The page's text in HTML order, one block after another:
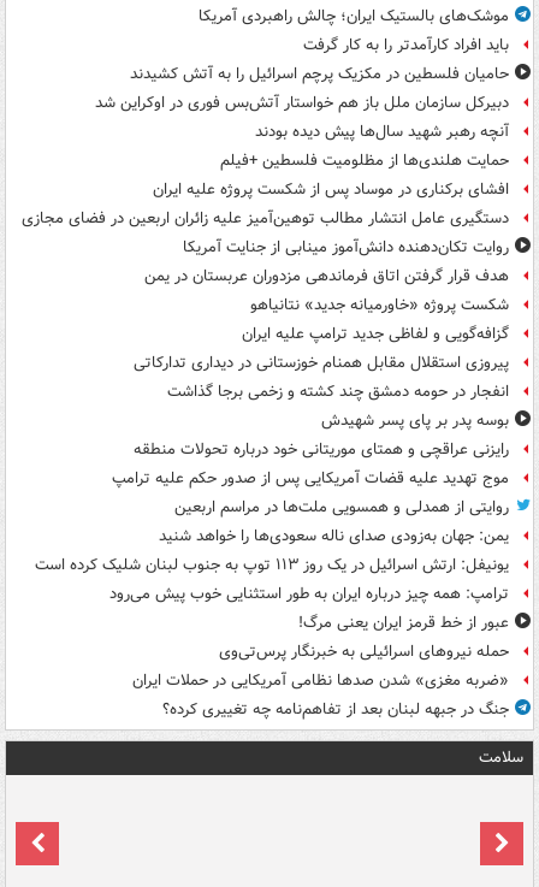
موشک‌های بالستیک ایران؛ چالش راهبردی آمریکا
باید افراد کارآمدتر را به کار گرفت
حامیان فلسطین در مکزیک پرچم اسرائیل را به آتش کشیدند
دبیرکل سازمان ملل باز هم خواستار آتش‌بس فوری در اوکراین شد
آنچه رهبر شهید سال‌ها پیش دیده بودند
حمایت هلندی‌ها از مظلومیت فلسطین +فیلم
افشای برکناری در موساد پس از شکست پروژه علیه ایران
دستگیری عامل انتشار مطالب توهین‌آمیز علیه زائران اربعین در فضای مجازی
روایت تکان‌دهنده دانش‌آموز مینابی از جنایت آمریکا
هدف قرار گرفتن اتاق‌ فرماندهی مزدوران عربستان در یمن
شکست پروژه «خاورمیانه جدید» نتانیاهو
گزافه‌گویی و لفاظی جدید ترامپ علیه ایران
پیروزی استقلال مقابل همنام خوزستانی در دیداری تدارکاتی
انفجار در حومه دمشق چند کشته و زخمی برجا گذاشت
بوسه‌ پدر بر پای پسر شهیدش
رایزنی عراقچی و همتای موریتانی خود درباره تحولات منطقه
موج تهدید علیه قضات آمریکایی پس از صدور حکم علیه ترامپ
روایتی از همدلی و همسویی ملت‌ها در مراسم اربعین
یمن: جهان به‌زودی صدای ناله سعودی‌ها را خواهد شنید
یونیفل: ارتش اسرائیل در یک روز ۱۱۳ توپ به جنوب لبنان شلیک کرده است
ترامپ: همه چیز درباره ایران به طور استثنایی خوب پیش می‌رود
عبور از خط قرمز ایران یعنی مرگ!
حمله نیروهای اسرائیلی به خبرنگار پرس‌تی‌وی
«ضربه مغزی» شدن صدها نظامی آمریکایی در حملات ایران
جنگ در جبهه لبنان بعد از تفاهم‌نامه چه تغییری کرده؟
سلامت